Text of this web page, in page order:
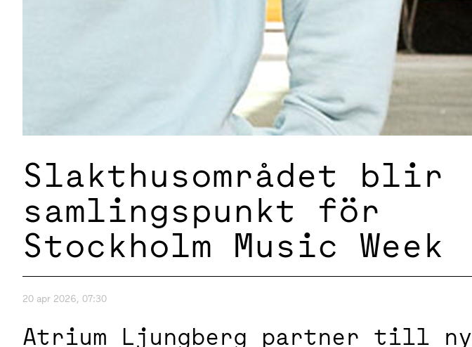
Slakthusområdet blir
samlingspunkt för
Stockholm Music Week
20 apr 2026, 07:30
Atrium Ljungberg partner till ny